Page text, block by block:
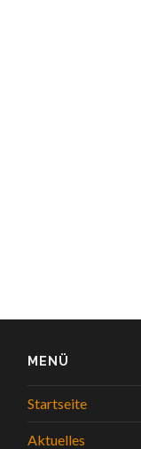
MENÜ
Startseite
Aktuelles